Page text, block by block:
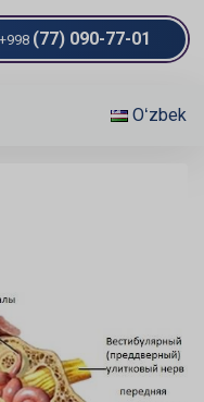
+998 (77) 090-77-01
Oʻzbek